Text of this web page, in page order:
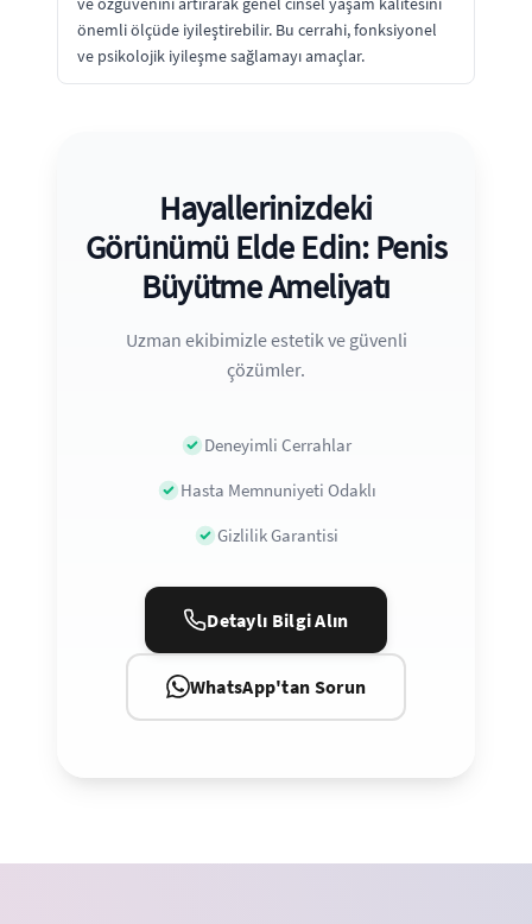
önemli ölçüde iyileştirebilir. Bu cerrahi, fonksiyonel
ve psikolojik iyileşme sağlamayı amaçlar.
Hayallerinizdeki
Görünümü Elde Edin: Penis
Büyütme Ameliyatı
Uzman ekibimizle estetik ve güvenli
çözümler.
Deneyimli Cerrahlar
Hasta Memnuniyeti Odaklı
Gizlilik Garantisi
Detaylı Bilgi Alın
WhatsApp'tan Sorun